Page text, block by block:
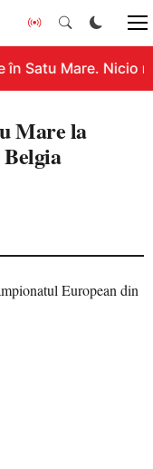
în Satu Mare. Nicio
Mare la